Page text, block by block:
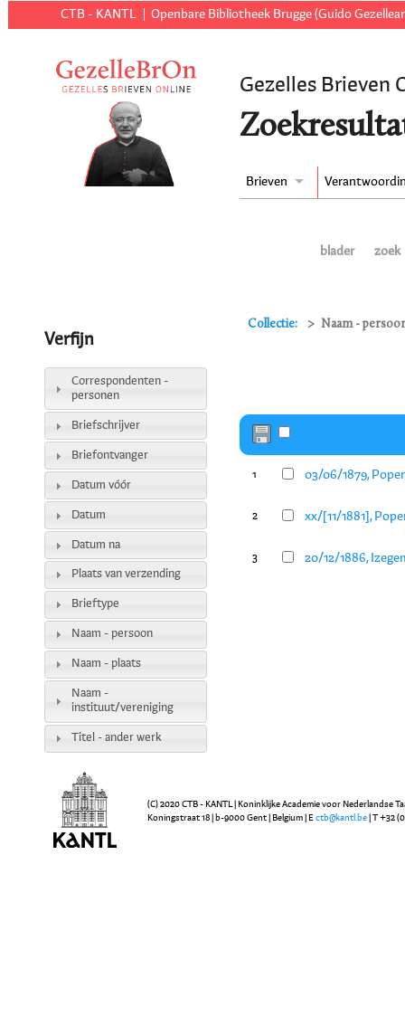
CTB - KANTL Openbare Bibliotheek Brugge (Guido
Gezelles Brieven
Brieven
blader zoek
Collectie: Naam -
1 03/06/1879,
2 xx/[11/1881],
3 20/12/1886,
Verfijn
Correspondenten -
personen
Briefschrijver
Briefontvanger
Datum vóór
Datum
Datum na
Plaats van verzending
Brieftype
Naam - persoon
Naam - plaats
Naam -
instituut/vereniging
Titel - ander werk
(C) 2020 CTB - KANTL | Koninklijke Academie voor Nederlandse
Koningstraat 18 | b-9000 Gent | Belgium | E ctb@kantl.be | T +32